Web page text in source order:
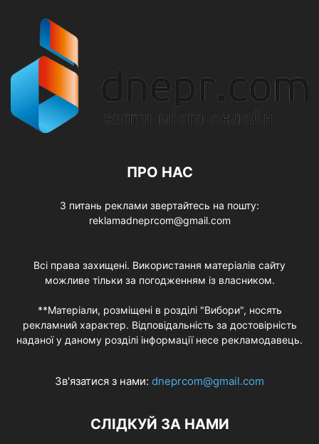
ПРО НАС
З питань реклами звертайтесь на пошту:
reklamadneprcom@gmail.com
Всі права захищені. Використання матеріалів сайту
можливе тільки за погодженням із власником.
**Матеріали, розміщені в розділі "Вибори", носять
рекламний характер. Відповідальність за достовірність
наданої у даному розділі інформації несе рекламодавець.
Зв'язатися з нами: dneprcom@gmail.com
СЛІДКУЙ ЗА НАМИ